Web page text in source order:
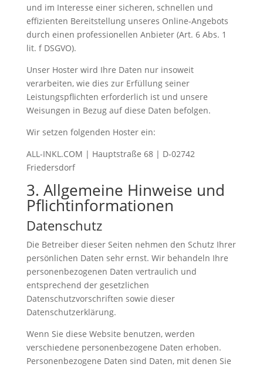
und im Interesse einer sicheren, schnellen und
effizienten Bereitstellung unseres Online-Angebots
durch einen professionellen Anbieter (Art. 6 Abs. 1
lit. f DSGVO).
Unser Hoster wird Ihre Daten nur insoweit
verarbeiten, wie dies zur Erfüllung seiner
Leistungspflichten erforderlich ist und unsere
Weisungen in Bezug auf diese Daten befolgen.
Wir setzen folgenden Hoster ein:
ALL-INKL.COM | Hauptstraße 68 | D-02742
Friedersdorf
3. Allgemeine Hinweise und
Pflicht­informationen
Datenschutz
Die Betreiber dieser Seiten nehmen den Schutz Ihrer
persönlichen Daten sehr ernst. Wir behandeln Ihre
personenbezogenen Daten vertraulich und
entsprechend der gesetzlichen
Datenschutzvorschriften sowie dieser
Datenschutzerklärung.
Wenn Sie diese Website benutzen, werden
verschiedene personenbezogene Daten erhoben.
Personenbezogene Daten sind Daten, mit denen Sie